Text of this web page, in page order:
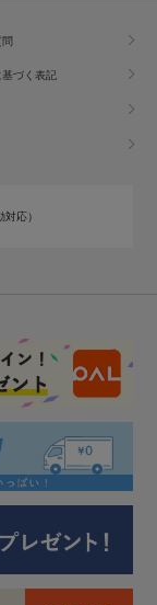
問
づく表記
対応）